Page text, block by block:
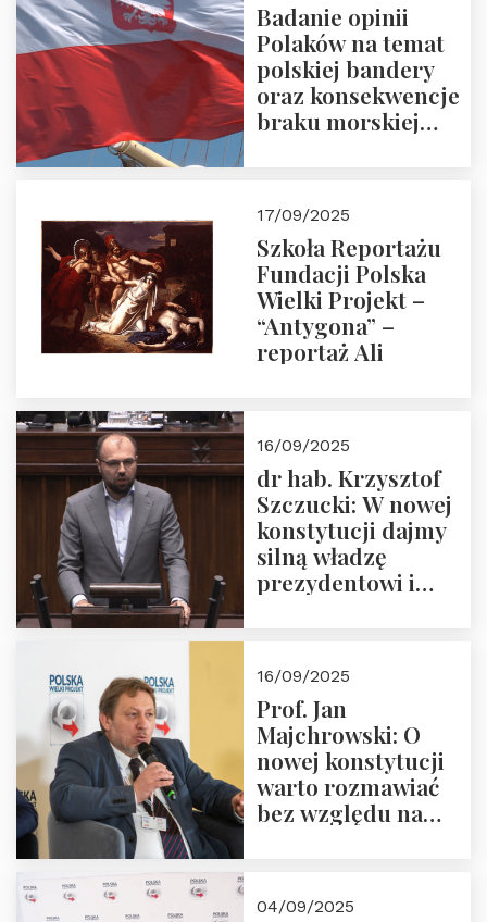
Badanie opinii
Polaków na temat
polskiej bandery
oraz konsekwencje
braku morskiej
17/09/2025
Szkoła Reportażu
Fundacji Polska
Wielki Projekt –
“Antygona” –
reportaż Ali
16/09/2025
dr hab. Krzysztof
Szczucki: W nowej
konstytucji dajmy
silną władzę
prezydentowi i
16/09/2025
Prof. Jan
Majchrowski: O
nowej konstytucji
warto rozmawiać
bez względu na
04/09/2025